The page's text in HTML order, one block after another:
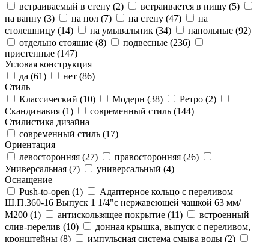
встраиваемый в стену (2) встраивается в нишу (5)
на ванну (3) на пол (7) на стену (47)
на
столешницу (14) на умывальник (34) напольные (92)
отдельно стоящие (8) подвесные (236)
пристенные (147)
Угловая конструкция
да (61) нет (86)
Стиль
Классический (10) Модерн (38) Ретро (2)
Скандинавия (1) современный стиль (144)
Стилистика дизайна
современный стиль (17)
Ориентация
левосторонняя (27) правосторонняя (26)
Универсальная (7) универсальный (4)
Оснащение
Push-to-open (1)
Адаптерное кольцо с переливом
Ш.П.360-16 Выпуск 1 1/4"с нержавеющей чашкой 63 мм/
М200 (1) антискользящее покрытие (11)
встроенный
слив-перелив (10)
донная крышка, выпуск с переливом,
кронштейны (8) импульсная система смыва воды (2)